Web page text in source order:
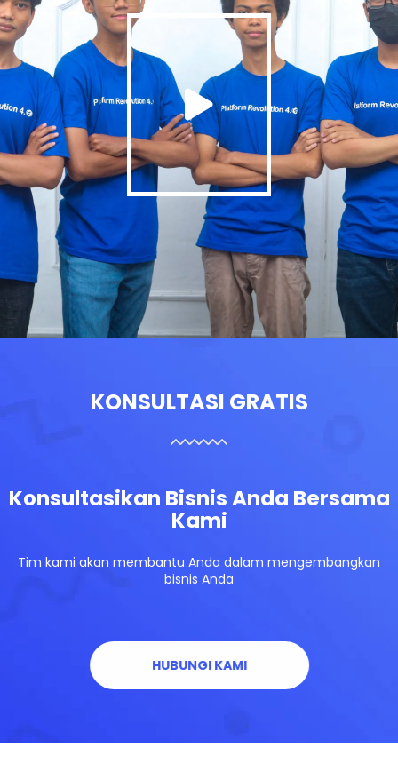
KONSULTASI GRATIS
Konsultasikan Bisnis Anda Bersama
Kami
Tim kami akan membantu Anda dalam mengembangkan
bisnis Anda
HUBUNGI KAMI